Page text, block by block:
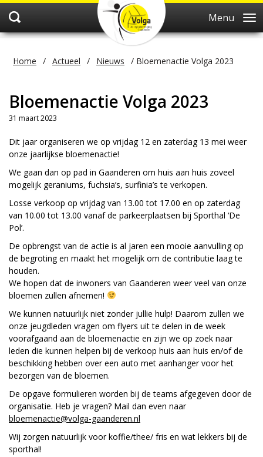
Menu
Home / Actueel / Nieuws / Bloemenactie Volga 2023
Bloemenactie Volga 2023
31 maart 2023
Dit jaar organiseren we op vrijdag 12 en zaterdag 13 mei weer
onze jaarlijkse bloemenactie!
We gaan dan op pad in Gaanderen om huis aan huis zoveel
mogelijk geraniums, fuchsia’s, surfinia’s te verkopen.
Losse verkoop op vrijdag van 13.00 tot 17.00 en op zaterdag
van 10.00 tot 13.00 vanaf de parkeerplaatsen bij Sporthal ‘De
Pol’.
De opbrengst van de actie is al jaren een mooie aanvulling op
de begroting en maakt het mogelijk om de contributie laag te
houden.
We hopen dat de inwoners van Gaanderen weer veel van onze
bloemen zullen afnemen!
We kunnen natuurlijk niet zonder jullie hulp! Daarom zullen we
onze jeugdleden vragen om flyers uit te delen in de week
voorafgaand aan de bloemenactie en zijn we op zoek naar
leden die kunnen helpen bij de verkoop huis aan huis en/of de
beschikking hebben over een auto met aanhanger voor het
bezorgen van de bloemen.
De opgave formulieren worden bij de teams afgegeven door de
organisatie. Heb je vragen? Mail dan even naar
bloemenactie@volga-gaanderen.nl
Wij zorgen natuurlijk voor koffie/thee/ fris en wat lekkers bij de
sporthal!